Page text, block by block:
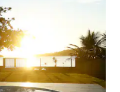
appréciés